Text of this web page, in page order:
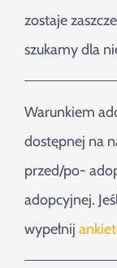
zostaje
szukamy dla
Warunkiem
dostępnej na
przed/po-
adopcyjnej.
wypełnij